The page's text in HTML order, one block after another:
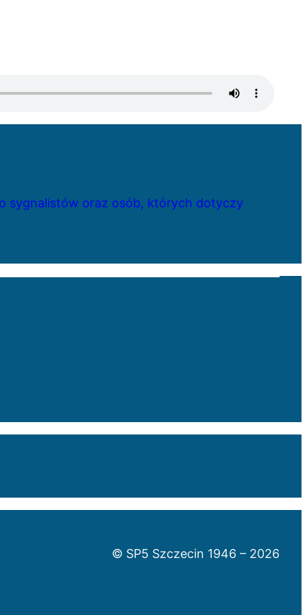
sygnalistów oraz osób, których dotyczy
© SP5 Szczecin 1946 – 2026